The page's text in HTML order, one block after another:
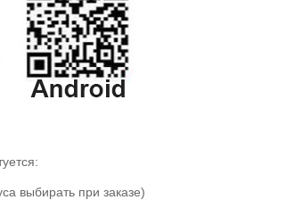
выбирать при заказе)